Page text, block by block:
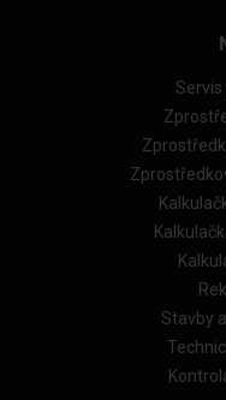
Stavby